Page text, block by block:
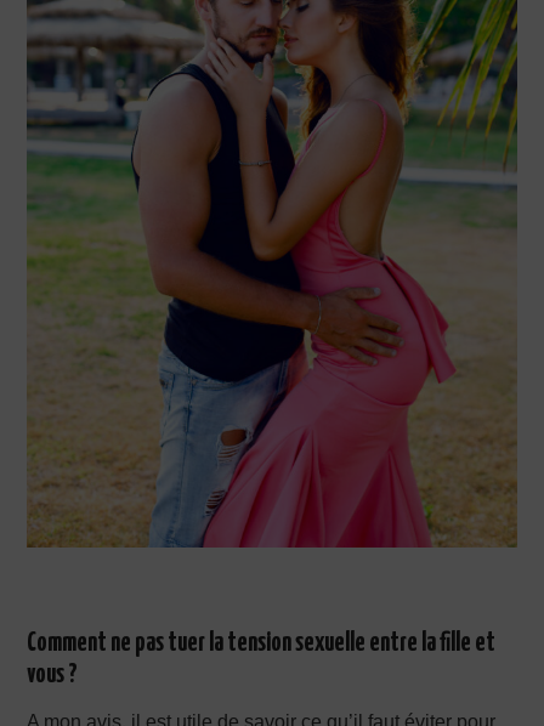
Comment ne pas tuer la tension sexuelle entre la fille et
vous ?
A mon avis, il est utile de savoir ce qu’il faut éviter pour